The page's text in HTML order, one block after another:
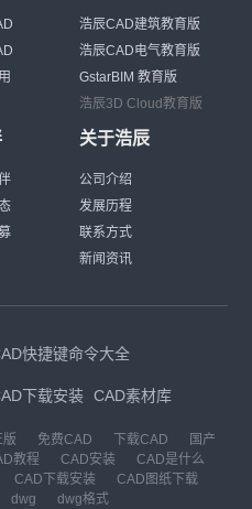
浩辰CAD建筑教育版
浩辰CAD电气教育版
GstarBIM 教育版
浩辰3D Cloud教育版
关于浩辰
公司介绍
发展历程
联系方式
新闻资讯
快捷键命令大全
下载安装 CAD素材库
版 免费CAD 下载CAD
国产
教程 CAD安装
CAD是什么
CAD下载安装
CAD图纸下载
dwg dwg格式